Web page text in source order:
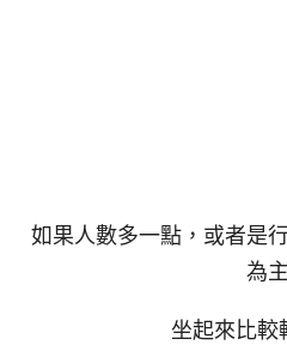
如果人數多一點，或者是
為主
坐起來比較